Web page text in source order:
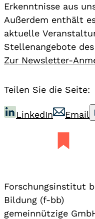
Erkenntnisse aus
Außerdem enthält
aktuelle
Stellenangebote
Zur Newsletter-
Teilen Sie die Seite:
LinkedIn Email
Forschungsinstitut
Bildung (f-bb)
gemeinnützige